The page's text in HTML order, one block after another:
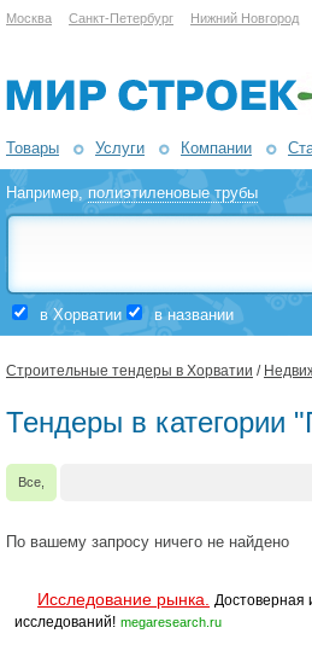
Москва Санкт-Петербург Нижний Новгород
Товары Услуги Компании
Например,полиэтиленовые трубы
в Хорватии в названии
Строительные тендеры в Хорватии /
Тендеры в категории
Все,
По вашему запросу ничего не найдено
Исследование рынка.
Достоверная
исследований! megaresearch.ru